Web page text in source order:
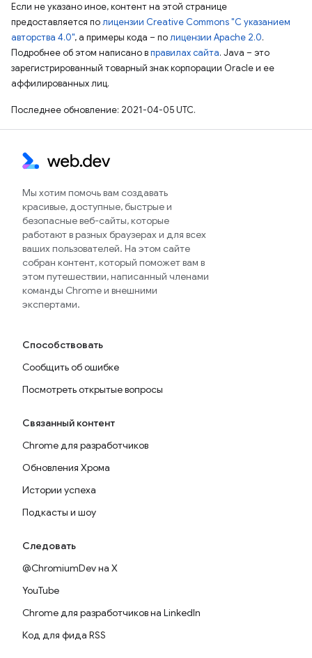
Если не указано иное, контент на этой странице
предоставляется полицензии Creative Commons "С указанием
авторства 4.0", а примеры кода – полицензии Apache 2.0.
Подробнее об этом написано вправилах сайта. Java – это
зарегистрированный товарный знак корпорации Oracle и ее
аффилированных лиц.
Последнее обновление: 2021-04-05 UTC.
Мы хотим помочь вам создавать
красивые, доступные, быстрые и
безопасные веб-сайты, которые
работают в разных браузерах и для всех
ваших пользователей. На этом сайте
собран контент, который поможет вам в
этом путешествии, написанный членами
команды Chrome и внешними
экспертами.
Способствовать
Сообщить об ошибке
Посмотреть открытые вопросы
Связанный контент
Chrome для разработчиков
Обновления Хрома
Истории успеха
Подкасты и шоу
Следовать
@ChromiumDev на X
YouTube
Chrome для разработчиков на LinkedIn
Код для фида RSS